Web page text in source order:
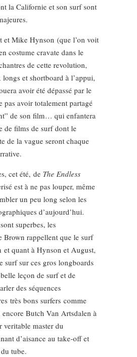
la Californie et son surf sont
et Mike Hynson (que l’on voit
costume cravate dans le
de cette revolution,
et shortboard à l’appui,
avoir été dépassé par le
pas avoir totalement partagé
de son film… qui enfantera
de films de surf dont le
de la vague seront chaque
cet été, de The Endless
est à ne pas louper, même
un peu long selon les
d’aujourd’hui.
superbes, les
Brown rappellent que le surf
et quant à Hynson et August,
surf sur ces gros longboards
leçon de surf et de
des séquences
très bons surfers comme
Butch Van Artsdalen à
veritable master du
d’aisance au take-off et
tube.